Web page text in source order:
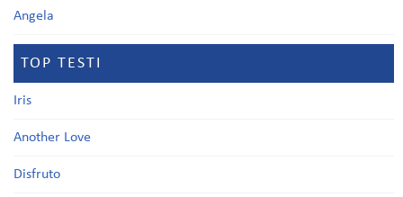
Angela
TOP TESTI
Iris
Another Love
Disfruto